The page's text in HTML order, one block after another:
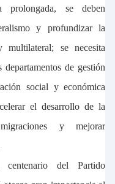
se deben
y profundizar la
multilateral; se necesita
de gestión
social y económica
el desarrollo de la
y mejorar
del Partido